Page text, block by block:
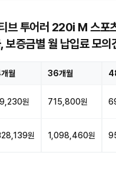
브 투어러 220i M 스포
보증금별 월 납입료 모의
월 36개월
원 715,800원
원 1,098,460원